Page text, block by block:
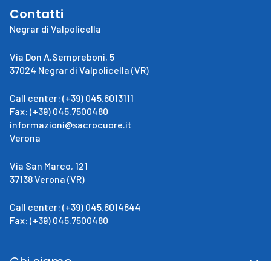
Contatti
Negrar di Valpolicella
Via Don A.Sempreboni, 5
37024 Negrar di Valpolicella (VR)
Call center: (+39) 045.6013111
Fax: (+39) 045.7500480
informazioni@sacrocuore.it
Verona
Via San Marco, 121
37138 Verona (VR)
Call center: (+39) 045.6014844
Fax: (+39) 045.7500480